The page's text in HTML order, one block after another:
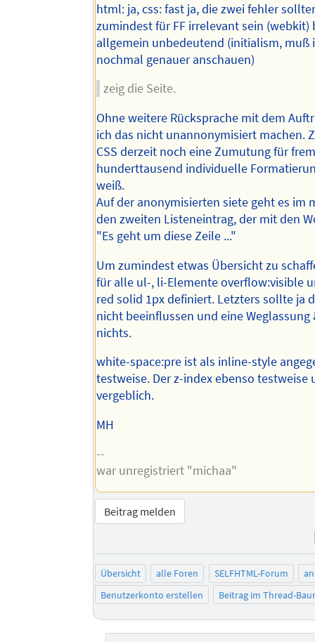
html: ja, css: fast ja, die zwei fehler
zumindest für FF irrelevant sein (webkit)
allgemein unbedeutend (initialism, muß
nochmal genauer anschauen)
zeig die Seite.
Ohne weitere Rücksprache mit dem
ich das nicht unannonymisiert machen.
CSS derzeit noch eine Zumutung für
hunderttausend individuelle
weiß.
Auf der anonymisierten siete geht es im
den zweiten Listeneintrag, der mit den
"Es geht um diese Zeile ..."
Um zumindest etwas Übersicht zu
für alle ul-, li-Elemente overflow:visible
red solid 1px definiert. Letzters sollte ja
nicht beeinflussen und eine Weglassung
nichts.
white-space:pre ist als inline-style
testweise. Der z-index ebenso testweise
vergeblich.
MH
--
war unregistriert "michaa"
Beitrag melden
Übersicht alle Foren SELFHTML-Forum
Benutzerkonto erstellen
Beitrag im Thread-